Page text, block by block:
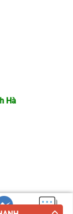
Hà
Vụ Thanh Hà